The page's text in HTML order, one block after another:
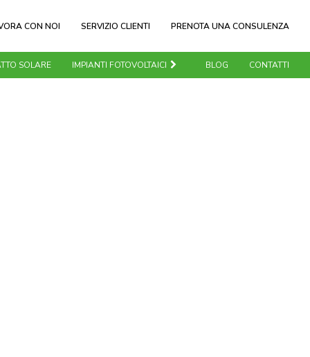
CON NOI SERVIZIO CLIENTI PRENOTA UNA CONSULENZA
SOLARE IMPIANTI FOTOVOLTAICI BLOG CONTATTI